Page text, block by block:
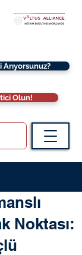
Olun!
Noktası: